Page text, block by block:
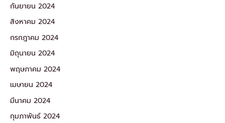
กันยายน 2024
สิงหาคม 2024
กรกฎาคม 2024
มิถุนายน 2024
พฤษภาคม 2024
เมษายน 2024
มีนาคม 2024
กุมภาพันธ์ 2024